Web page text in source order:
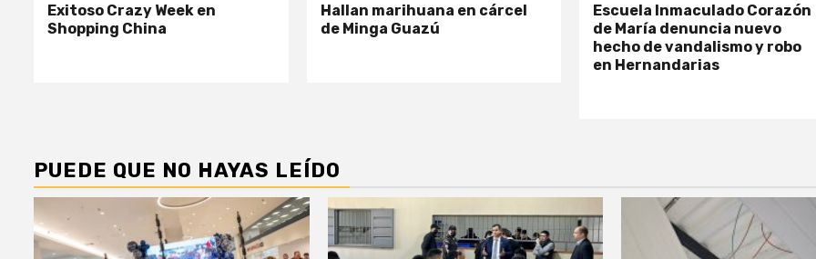
Exitoso Crazy Week en
Shopping China
Hallan marihuana en cárcel
de Minga Guazú
Escuela Inmaculado Corazón
de María denuncia nuevo
hecho de vandalismo y robo
en Hernandarias
PUEDE QUE NO HAYAS LEÍDO